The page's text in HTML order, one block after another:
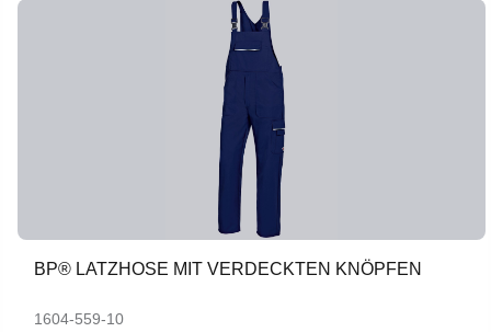
BP® LATZHOSE MIT VERDECKTEN KNÖPFEN
1604-559-10